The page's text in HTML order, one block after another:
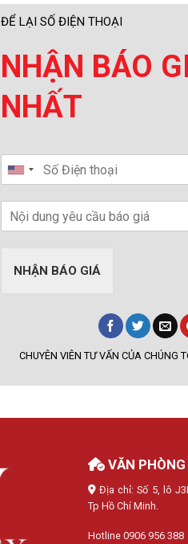
ĐỂ LẠI SỐ ĐIỆN THOẠI
NHẬN BÁO
NHẤT
NHẬN BÁO GIÁ
CHUYÊN VIÊN TƯ VẤN CỦA CHÚNG
VĂN
Địa chỉ: Số 5, lô
Tp Hồ Chí Minh.
Hotline 0906 956 388